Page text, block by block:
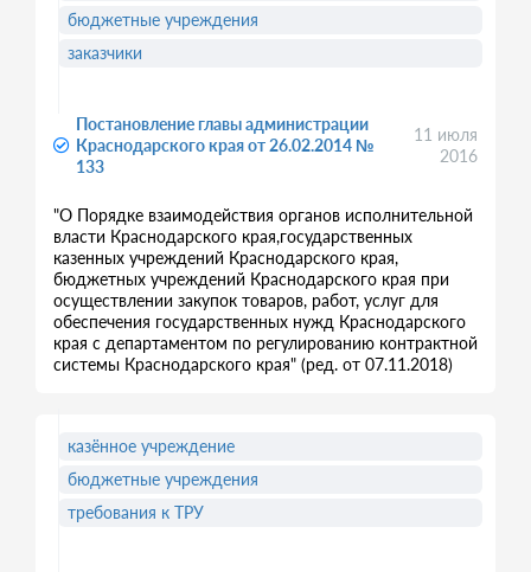
Постановление главы администрации
Краснодарского края от 26.02.2014 №
133
11 июля
2016
"О Порядке взаимодействия органов исполнительной
власти Краснодарского края,государственных
казенных учреждений Краснодарского края,
бюджетных учреждений Краснодарского края при
осуществлении закупок товаров, работ, услуг для
обеспечения государственных нужд Краснодарского
края с департаментом по регулированию контрактной
системы Краснодарского края" (ред. от 07.11.2018)
бюджетные учреждения
заказчики
казённое учреждение
бюджетные учреждения
требования к ТРУ